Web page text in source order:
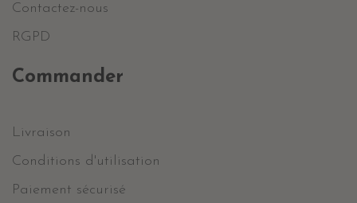
Contactez-nous
RGPD
Commander
Livraison
Conditions d'utilisation
Paiement sécurisé